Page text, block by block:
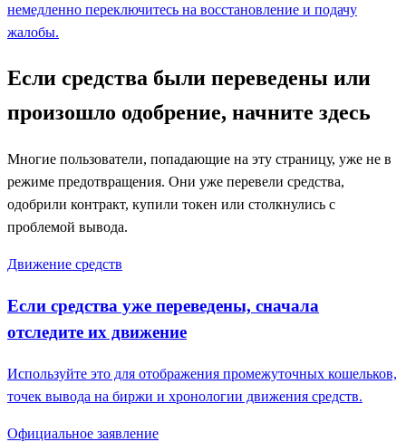
немедленно переключитесь на восстановление и подачу
жалобы.
Если средства были переведены или
произошло одобрение, начните здесь
Многие пользователи, попадающие на эту страницу, уже не в
режиме предотвращения. Они уже перевели средства,
одобрили контракт, купили токен или столкнулись с
проблемой вывода.
Движение средств
Если средства уже переведены, сначала
отследите их движение
Используйте это для отображения промежуточных кошельков,
точек вывода на биржи и хронологии движения средств.
Официальное заявление